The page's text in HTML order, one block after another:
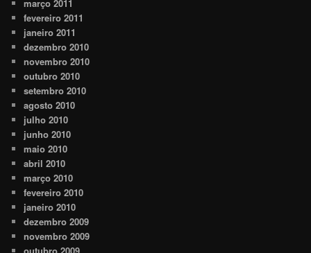
março 2011
fevereiro 2011
janeiro 2011
dezembro 2010
novembro 2010
outubro 2010
setembro 2010
agosto 2010
julho 2010
junho 2010
maio 2010
abril 2010
março 2010
fevereiro 2010
janeiro 2010
dezembro 2009
novembro 2009